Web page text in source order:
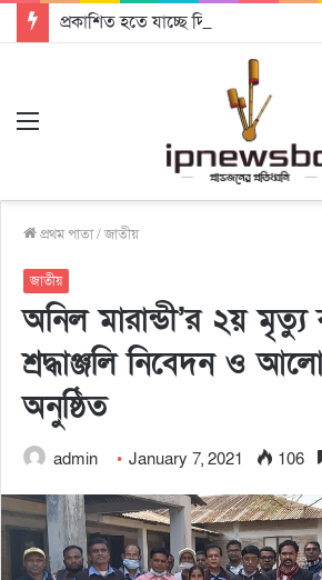
প্রকাশিত হতে যাচ্ছে দি রাবুগার নতুন
প্রথম পাতা/জাতীয়
জাতীয়
অনিল মারান্ডী’র ২য় মৃত্যু
শ্রদ্ধাঞ্জলি নিবেদন ও
অনুষ্ঠিত
admin January 7, 2021 106